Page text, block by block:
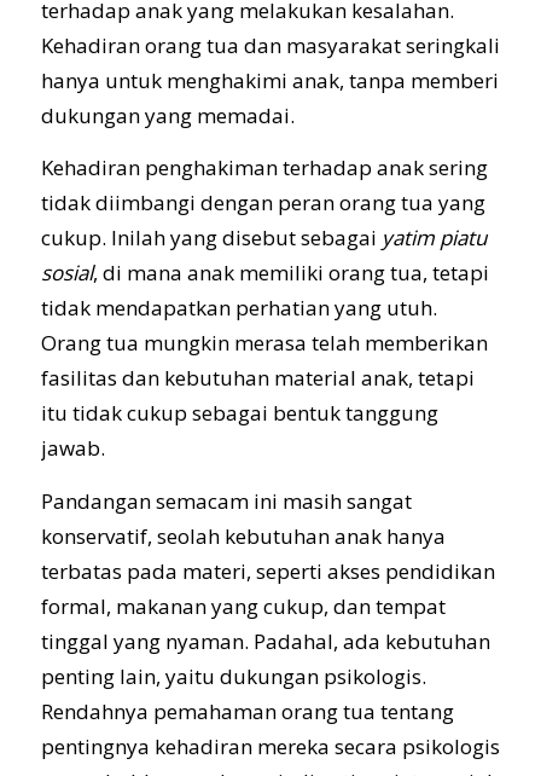
terhadap anak yang melakukan kesalahan.
Kehadiran orang tua dan masyarakat seringkali
hanya untuk menghakimi anak, tanpa memberi
dukungan yang memadai.
Kehadiran penghakiman terhadap anak sering
tidak diimbangi dengan peran orang tua yang
cukup. Inilah yang disebut sebagai yatim piatu
sosial, di mana anak memiliki orang tua, tetapi
tidak mendapatkan perhatian yang utuh.
Orang tua mungkin merasa telah memberikan
fasilitas dan kebutuhan material anak, tetapi
itu tidak cukup sebagai bentuk tanggung
jawab.
Pandangan semacam ini masih sangat
konservatif, seolah kebutuhan anak hanya
terbatas pada materi, seperti akses pendidikan
formal, makanan yang cukup, dan tempat
tinggal yang nyaman. Padahal, ada kebutuhan
penting lain, yaitu dukungan psikologis.
Rendahnya pemahaman orang tua tentang
pentingnya kehadiran mereka secara psikologis